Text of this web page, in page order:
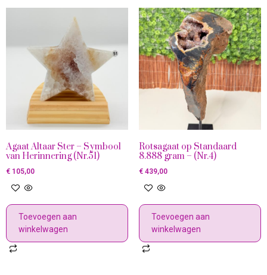
Agaat Altaar Ster – Symbool
van Herinnering (Nr.51)
€ 105,00
Toevoegen aan
winkelwagen
Rotsagaat op Standaard
8.888 gram – (Nr.4)
€439,00
Toevoegen aan
winkelwagen